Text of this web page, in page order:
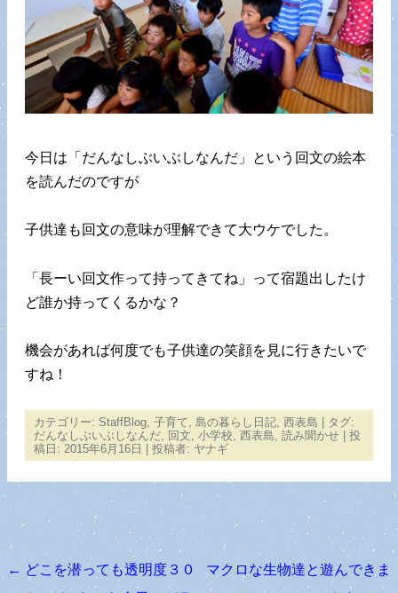
今日は「だんなしぶいぶしなんだ」という回文の絵本
を読んだのですが
子供達も回文の意味が理解できて大ウケでした。
「長ーい回文作って持ってきてね」って宿題出したけ
ど誰か持ってくるかな？
機会があれば何度でも子供達の笑顔を見に行きたいで
すね！
カテゴリー: StaffBlog, 子育て, 島の暮らし日記, 西表島 | タグ:
だんなしぶいぶしなんだ, 回文, 小学校, 西表島, 読み聞かせ | 投
稿日: 2015年6月16日 投稿者: ヤナギ
投稿ナビゲーション
← どこを潜っても透明度３０
マクロな生物達と遊んできま